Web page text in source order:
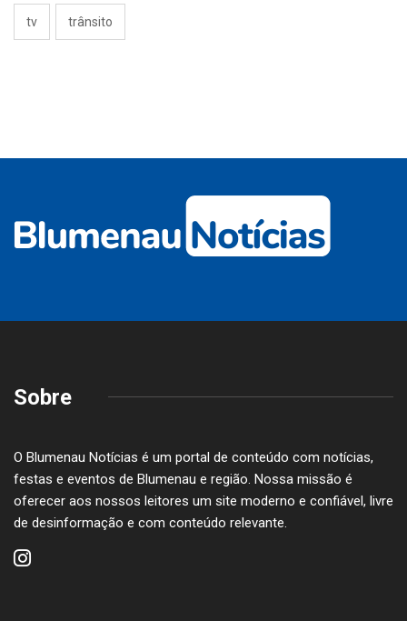
tv trânsito
Sobre
O Blumenau Notícias é um portal de conteúdo com notícias,
festas e eventos de Blumenau e região. Nossa missão é
oferecer aos nossos leitores um site moderno e confiável, livre
de desinformação e com conteúdo relevante.